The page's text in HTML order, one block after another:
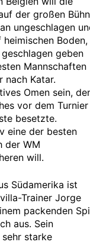
der großen
ungeschlagen
Boden,
geben
Mannschaften
nach Katar.
Omen sein,
vor dem Turnier
besetzte.
eine der besten
der WM
will.
Südamerika ist
Trainer Jorge
packenden
aus. Sein
starke